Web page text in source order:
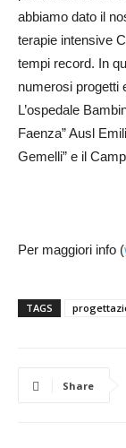
abbiamo dato il
terapie intensive
tempi record. In
numerosi progetti
L’ospedale
Faenza” Ausl
Gemelli” e il
Per maggiori info (
TAGS
Share